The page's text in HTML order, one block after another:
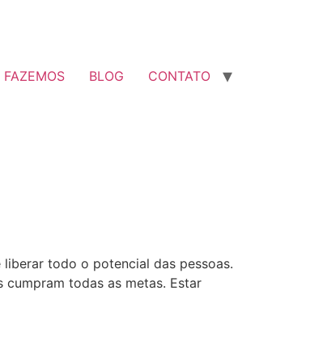
FAZEMOS BLOG CONTATO
todo o potencial das pessoas.
todas as metas. Estar